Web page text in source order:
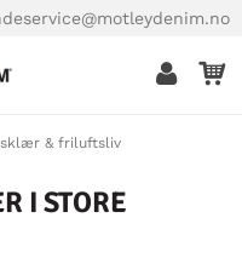
& friluftsliv
I STORE